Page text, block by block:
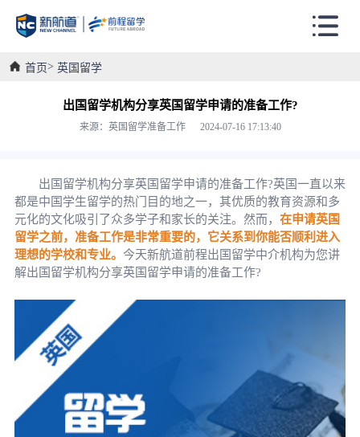
首页 英国留学
出国留学机构分享英国留学申请的准备工作?
来源：英国留学准备工作 2024-07-16 17:13:40
出国留学机构分享英国留学申请的准备工作?英国一直以来
都是中国学生留学的热门目的地之一，其优质的教育资源和多
元化的文化吸引了众多学子和家长的关注。然而， 在申请英国
留学之前，准备工作是非常重要的，它关系到你能否顺利进入
理想的学校和专业。 今天新航道前程出国留学中介机构为您讲
解出国留学机构分享英国留学申请的准备工作?